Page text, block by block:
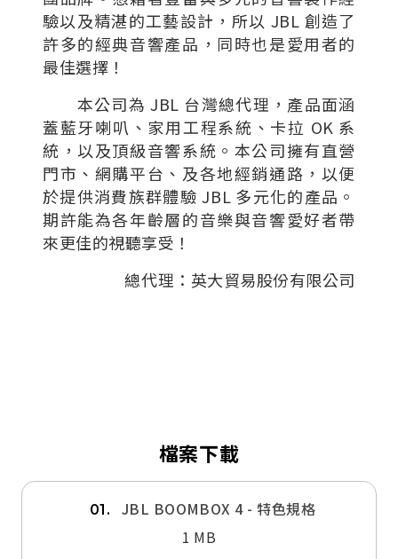
驗以及精湛的工藝設計，所以 JBL 創造了
許多的經典音響產品，同時也是愛用者的
最佳選擇！
本公司為 JBL 台灣總代理，產品面涵
蓋藍牙喇叭、家用工程系統、卡拉 OK 系
統，以及頂級音響系統。本公司擁有直營
門市、網購平台、及各地經銷通路，以便
於提供消費族群體驗 JBL 多元化的產品。
期許能為各年齡層的音樂與音響愛好者帶
來更佳的視聽享受！
總代理：英大貿易股份有限公司
檔案下載
01.
JBL BOOMBOX 4 - 特色規格
1 MB